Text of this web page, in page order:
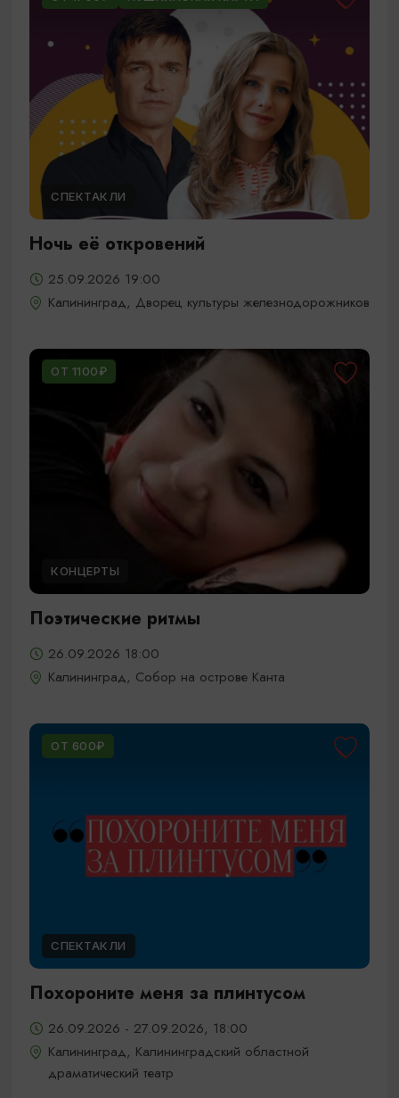
СПЕКТАКЛИ
Ночь её откровений
25.09.2026 19:00
Калининград, Дворец культуры железнодорожников
ОТ 1100₽
КОНЦЕРТЫ
Поэтические ритмы
26.09.2026 18:00
Калининград, Собор на острове Канта
ОТ 600₽
СПЕКТАКЛИ
Похороните меня за плинтусом
26.09.2026 - 27.09.2026, 18:00
Калининград, Калининградский областной
драматический театр